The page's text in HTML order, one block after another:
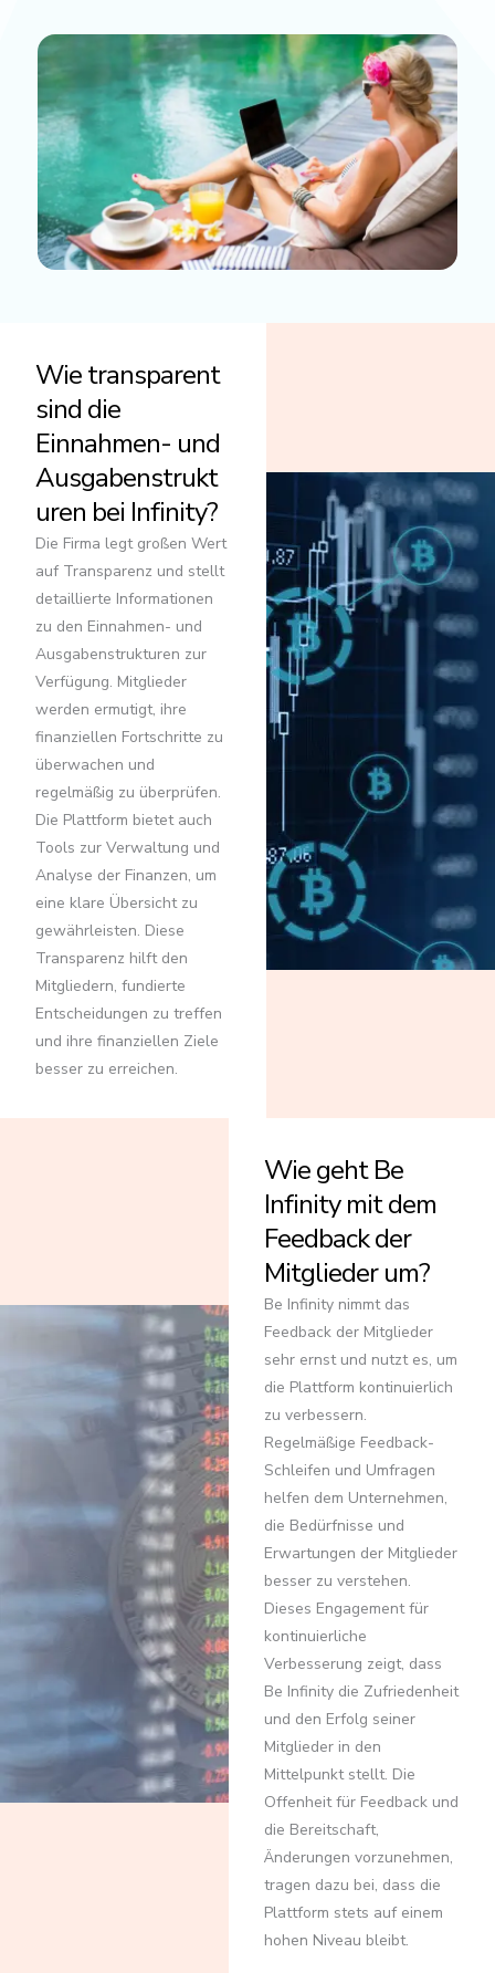
Wie transparent
sind die
Einnahmen- und
Ausgabenstrukt
uren bei Infinity?
Die Firma legt großen Wert
auf Transparenz und stellt
detaillierte Informationen
zu den Einnahmen- und
Ausgabenstrukturen zur
Verfügung. Mitglieder
werden ermutigt, ihre
finanziellen Fortschritte zu
überwachen und
regelmäßig zu überprüfen.
Die Plattform bietet auch
Tools zur Verwaltung und
Analyse der Finanzen, um
eine klare Übersicht zu
gewährleisten. Diese
Transparenz hilft den
Mitgliedern, fundierte
Entscheidungen zu treffen
und ihre finanziellen Ziele
besser zu erreichen.
Wie geht Be
Infinity mit dem
Feedback der
Mitglieder um?
Be Infinity nimmt das
Feedback der Mitglieder
sehr ernst und nutzt es, um
die Plattform kontinuierlich
zu verbessern.
Regelmäßige Feedback-
Schleifen und Umfragen
helfen dem Unternehmen,
die Bedürfnisse und
Erwartungen der Mitglieder
besser zu verstehen.
Dieses Engagement für
kontinuierliche
Verbesserung zeigt, dass
Be Infinity die Zufriedenheit
und den Erfolg seiner
Mitglieder in den
Mittelpunkt stellt. Die
Offenheit für Feedback und
die Bereitschaft,
Änderungen vorzunehmen,
tragen dazu bei, dass die
Plattform stets auf einem
hohen Niveau bleibt.